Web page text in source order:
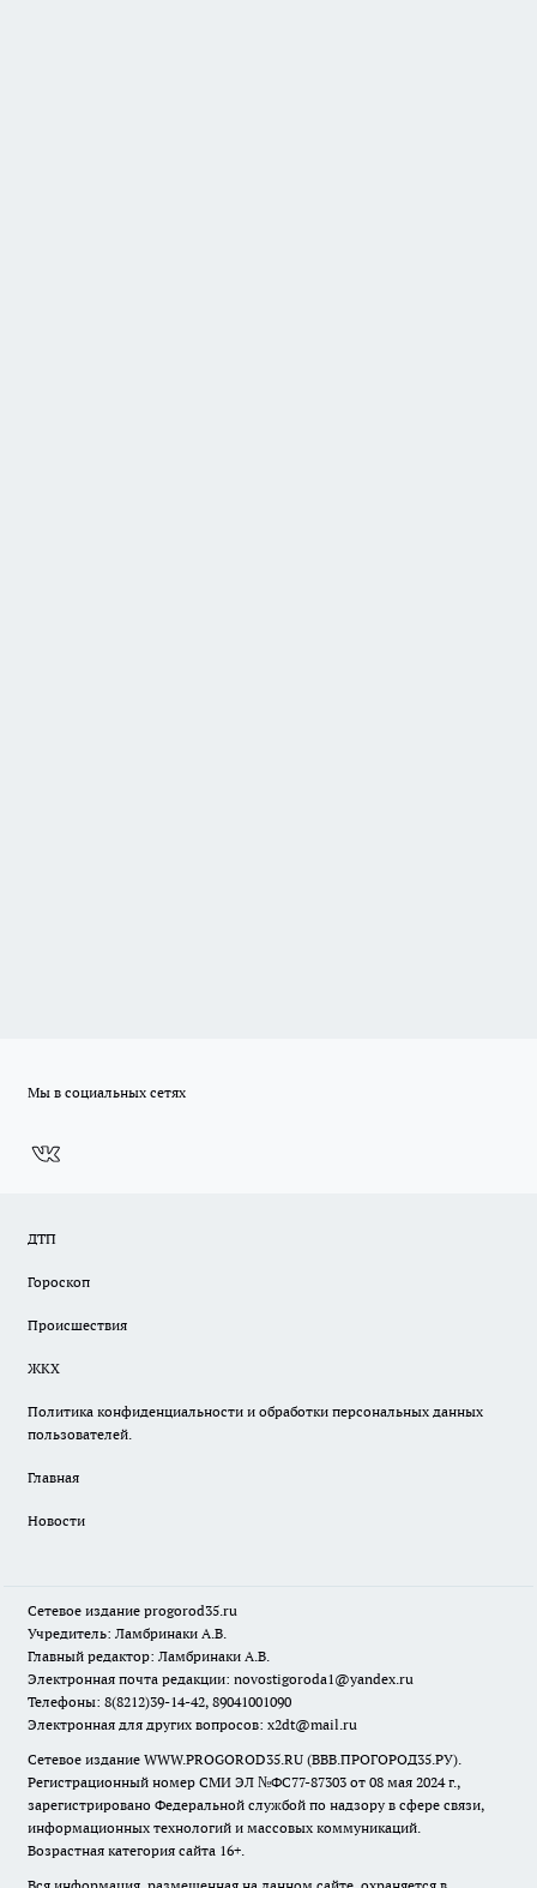
Мы в социальных сетях
ДТП
Гороскоп
Происшествия
ЖКХ
Политика конфиденциальности и обработки персональных данных
пользователей.
Главная
Новости
Сетевое издание progorod35.ru
Учредитель: Ламбринаки А.В.
Главный редактор: Ламбринаки А.В.
Электронная почта редакции: novostigoroda1@yandex.ru
Телефоны: 8(8212)39-14-42, 89041001090
Электронная для других вопросов: x2dt@mail.ru
Сетевое издание WWW.PROGOROD35.RU (ВВВ.ПРОГОРОД35.РУ).
Регистрационный номер СМИ ЭЛ №ФС77-87303 от 08 мая 2024 г.,
зарегистрировано Федеральной службой по надзору в сфере связи,
информационных технологий и массовых коммуникаций.
Возрастная категория сайта 16+.